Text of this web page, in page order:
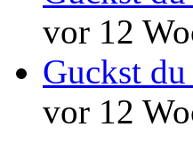
vor 12
Guckst
vor 12